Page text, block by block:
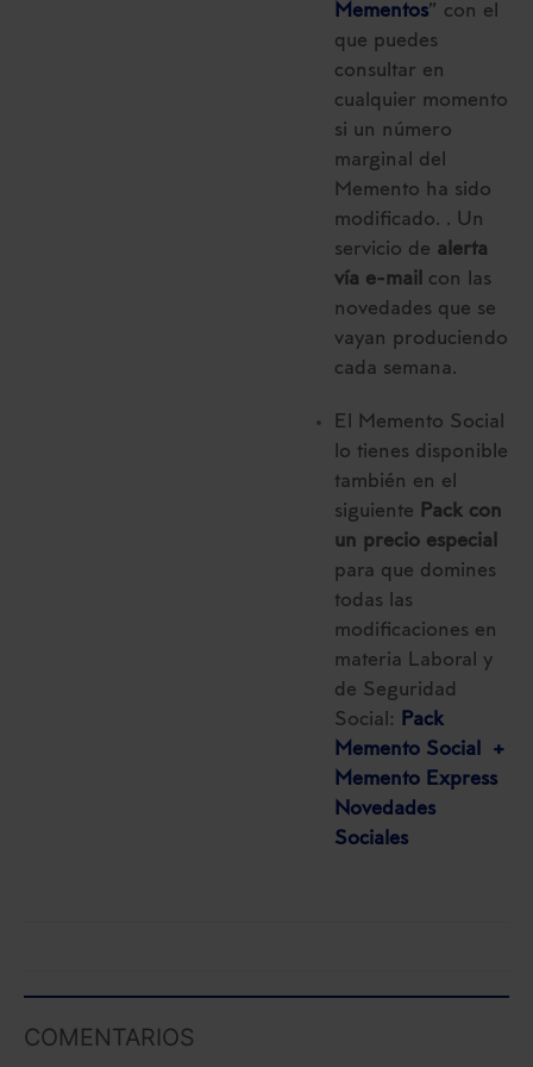
Mementos” con el
que puedes
consultar en
cualquier momento
si un número
marginal del
Memento ha sido
modificado. . Un
servicio de alerta
vía e-mail con las
novedades que se
vayan produciendo
cada semana.
El Memento Social
lo tienes disponible
también en el
siguiente Pack con
un precio especial
para que domines
todas las
modificaciones en
materia Laboral y
de Seguridad
Social: Pack
Memento Social +
Memento Express
Novedades
Sociales
COMENTARIOS